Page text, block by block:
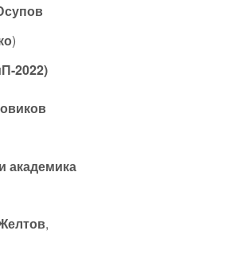
)
2022)
академика
,